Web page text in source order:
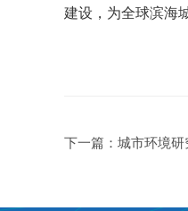
建设，为全球滨海
下一篇： 城市环境研